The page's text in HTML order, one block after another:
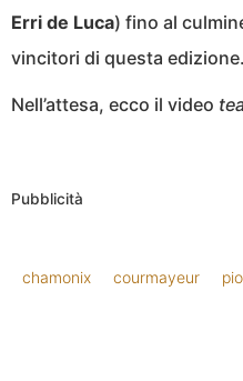
Erri de Luca) fino al
vincitori di questa edizione.
Nell’attesa, ecco il video
Pubblicità
chamonix courmayeur